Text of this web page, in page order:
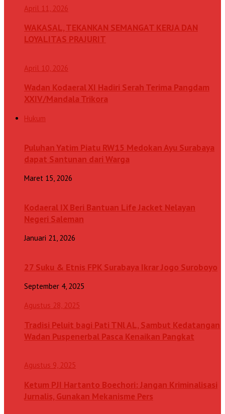
April 11, 2026
WAKASAL, TEKANKAN SEMANGAT KERJA DAN
LOYALITAS PRAJURIT
April 10, 2026
Wadan Kodaeral XI Hadiri Serah Terima Pangdam
XXIV/Mandala Trikora
Hukum
Puluhan Yatim Piatu RW15 Medokan Ayu Surabaya
dapat Santunan dari Warga
Maret 15, 2026
Kodaeral IX Beri Bantuan Life Jacket Nelayan
Negeri Saleman
Januari 21, 2026
27 Suku & Etnis FPK Surabaya Ikrar Jogo Suroboyo
September 4, 2025
Agustus 28, 2025
Tradisi Peluit bagi Pati TNl AL, Sambut Kedatangan
Wadan Puspenerbal Pasca Kenaikan Pangkat
Agustus 9, 2025
Ketum PJI Hartanto Boechori: Jangan Kriminalisasi
Jurnalis, Gunakan Mekanisme Pers